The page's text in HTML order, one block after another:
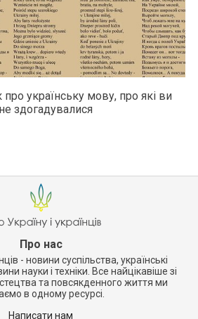
українську мову, про які ви
здогадувалися
Про нас
- новини суспільства, українські
науки і техніки. Все найцікавіше зі
та повсякденного життя ми
в одному ресурсі.
Написати нам